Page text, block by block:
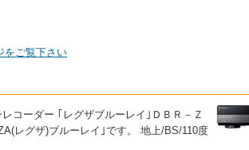
をご覧下さい
コーダー ｢レグザブルーレイ｣ＤＢＲ－Ｚ
レグザ)ブルーレイ｣です。 地上/BS/110度